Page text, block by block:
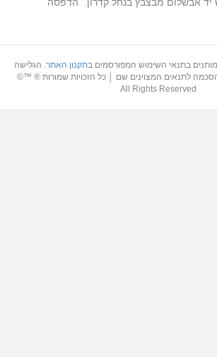
אבשלום מבצבץ בנחל קדרון. הדפסה
בתנאי השימוש המפורסמים בתקנון האתר. הגלישה
לתנאים המצוינים שם │ כל הזכויות שמורות ® ™©
All Rights Reserved